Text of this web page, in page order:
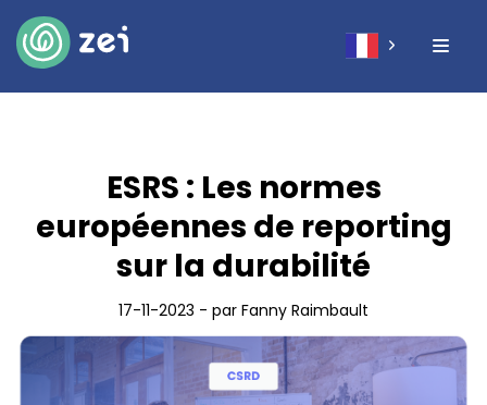
ESRS : Les normes
européennes de reporting
sur la durabilité
17-11-2023 - par Fanny Raimbault